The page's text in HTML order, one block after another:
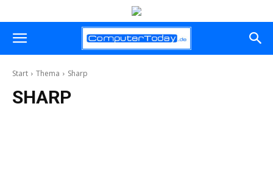
Start Thema Sharp
SHARP